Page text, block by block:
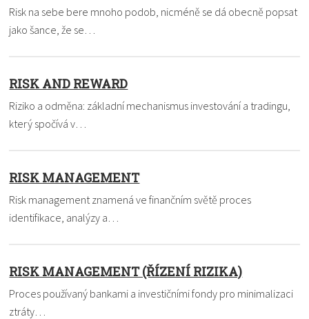
Risk na sebe bere mnoho podob, nicméně se dá obecně popsat
jako šance, že se…
RISK AND REWARD
Riziko a odměna: základní mechanismus investování a tradingu,
který spočívá v…
RISK MANAGEMENT
Risk management znamená ve finančním světě proces
identifikace, analýzy a…
RISK MANAGEMENT (ŘÍZENÍ RIZIKA)
Proces používaný bankami a investičními fondy pro minimalizaci
ztráty…